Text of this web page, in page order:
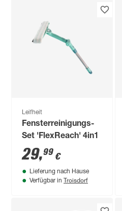
Leifheit
Fensterreinigungs-
Set 'FlexReach' 4in1
29,99 €
Lieferung nach Hause
Verfügbar in Troisdorf